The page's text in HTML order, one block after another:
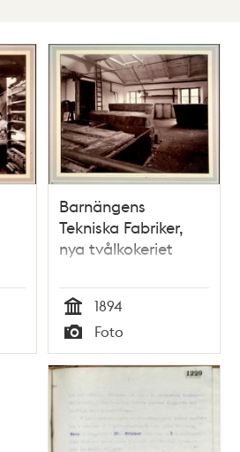
Barnängens
Tekniska Fabriker,
nya tvålkokeriet
Tid
1894
Typ
Foto